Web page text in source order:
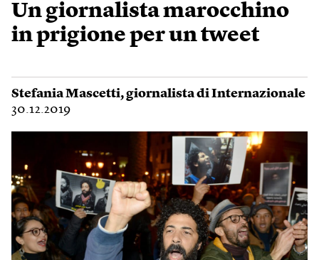
Un giornalista marocchino
in prigione per un tweet
Stefania Mascetti, giornalista di Internazionale
30.12.2019